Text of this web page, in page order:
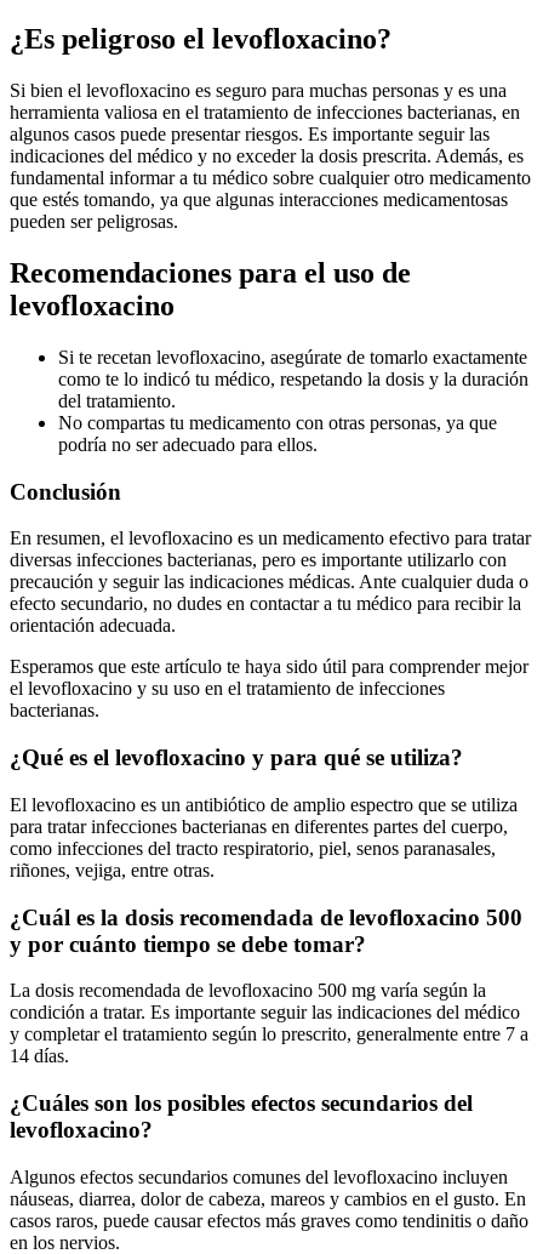
¿Es peligroso el levofloxacino?
Si bien el levofloxacino es seguro para muchas personas y es una
herramienta valiosa en el tratamiento de infecciones bacterianas, en
algunos casos puede presentar riesgos. Es importante seguir las
indicaciones del médico y no exceder la dosis prescrita. Además, es
fundamental informar a tu médico sobre cualquier otro medicamento
que estés tomando, ya que algunas interacciones medicamentosas
pueden ser peligrosas.
Recomendaciones para el uso de
levofloxacino
Si te recetan levofloxacino, asegúrate de tomarlo exactamente
como te lo indicó tu médico, respetando la dosis y la duración
del tratamiento.
No compartas tu medicamento con otras personas, ya que
podría no ser adecuado para ellos.
Conclusión
En resumen, el levofloxacino es un medicamento efectivo para tratar
diversas infecciones bacterianas, pero es importante utilizarlo con
precaución y seguir las indicaciones médicas. Ante cualquier duda o
efecto secundario, no dudes en contactar a tu médico para recibir la
orientación adecuada.
Esperamos que este artículo te haya sido útil para comprender mejor
el levofloxacino y su uso en el tratamiento de infecciones
bacterianas.
¿Qué es el levofloxacino y para qué se utiliza?
El levofloxacino es un antibiótico de amplio espectro que se utiliza
para tratar infecciones bacterianas en diferentes partes del cuerpo,
como infecciones del tracto respiratorio, piel, senos paranasales,
riñones, vejiga, entre otras.
¿Cuál es la dosis recomendada de levofloxacino 500
y por cuánto tiempo se debe tomar?
La dosis recomendada de levofloxacino 500 mg varía según la
condición a tratar. Es importante seguir las indicaciones del médico
y completar el tratamiento según lo prescrito, generalmente entre 7 a
14 días.
¿Cuáles son los posibles efectos secundarios del
levofloxacino?
Algunos efectos secundarios comunes del levofloxacino incluyen
náuseas, diarrea, dolor de cabeza, mareos y cambios en el gusto. En
casos raros, puede causar efectos más graves como tendinitis o daño
en los nervios.